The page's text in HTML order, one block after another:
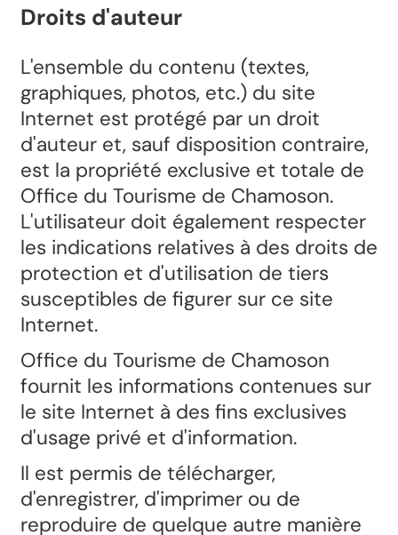
Droits d'auteur
L'ensemble du contenu (textes,
graphiques, photos, etc.) du site
Internet est protégé par un droit
d'auteur et, sauf disposition contraire,
est la propriété exclusive et totale de
Office du Tourisme de Chamoson.
L'utilisateur doit également respecter
les indications relatives à des droits de
protection et d'utilisation de tiers
susceptibles de figurer sur ce site
Internet.
Office du Tourisme de Chamoson
fournit les informations contenues sur
le site Internet à des fins exclusives
d'usage privé et d'information.
Il est permis de télécharger,
d'enregistrer, d'imprimer ou de
reproduire de quelque autre manière